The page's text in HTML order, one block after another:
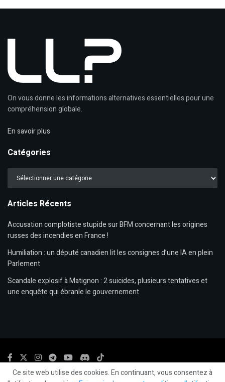
On vous donne les informations alternatives essentielles pour une
compréhension globale.
En savoir plus
Catégories
Catégories
Articles Récents
Accusation complotiste stupide sur BFM concernant les origines
russes des incendies en France !
Humiliation : un député canadien lit les consignes d’une IA en plein
Parlement
Scandale explosif à Matignon : 2 suicides, plusieurs tentatives et
une enquête qui ébranle le gouvernement
© 2024LLP - LeLibrePenseur.org et Les Editions Fiat Lux-Mentions légales.
Ce site web utilise des cookies. En continuant, vous consentez à